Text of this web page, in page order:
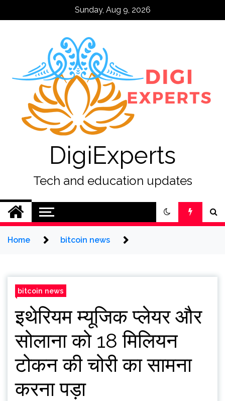
Sunday, Aug 9, 2026
DigiExperts
Tech and education updates
Home bitcoin news
bitcoin news
इथेरियम म्यूजिक प्लेयर और
सोलाना को 18 मिलियन
टोकन की चोरी का सामना
करना पड़ा